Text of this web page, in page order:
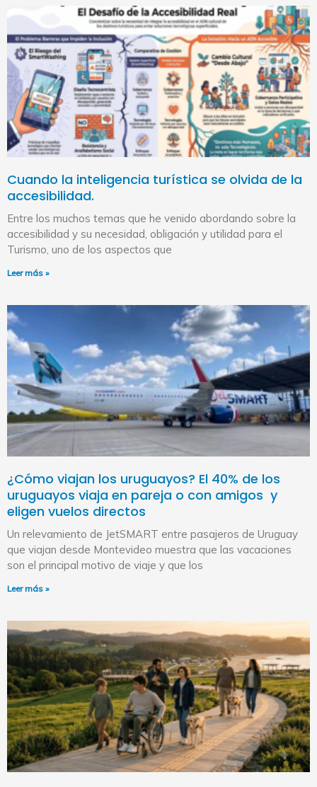
Cuando la inteligencia turística se olvida de la
accesibilidad.
Entre los muchos temas que he venido abordando sobre la
accesibilidad y su necesidad, obligación y utilidad para el
Turismo, uno de los aspectos que
Leer más »
¿Cómo viajan los uruguayos? El 40% de los
uruguayos viaja en pareja o con amigos y
eligen vuelos directos
Un relevamiento de JetSMART entre pasajeros de Uruguay
que viajan desde Montevideo muestra que las vacaciones
son el principal motivo de viaje y que los
Leer más »